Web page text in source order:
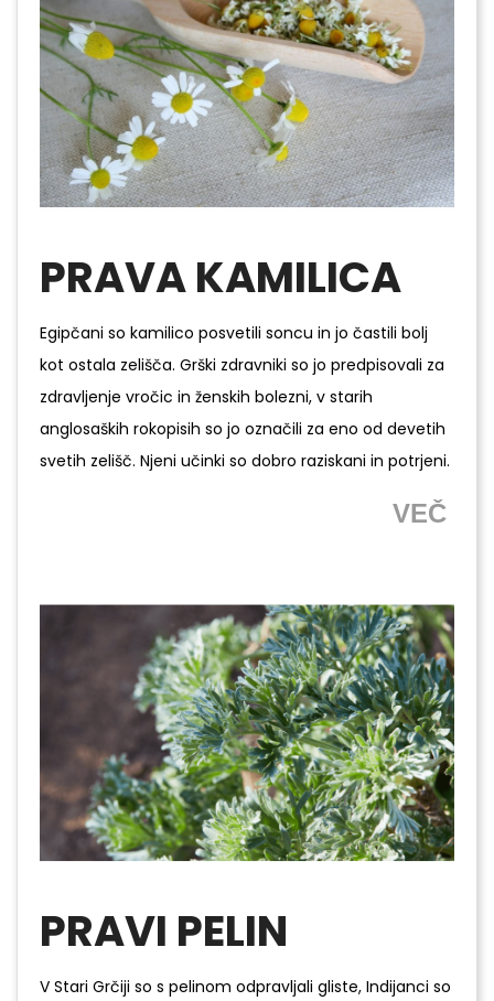
PRAVA KAMILICA
Egipčani so kamilico posvetili soncu in jo častili bolj
kot ostala zelišča. Grški zdravniki so jo predpisovali za
zdravljenje vročic in ženskih bolezni, v starih
anglosaških rokopisih so jo označili za eno od devetih
svetih zelišč. Njeni učinki so dobro raziskani in potrjeni.
VEČ
PRAVI PELIN
V Stari Grčiji so s pelinom odpravljali gliste, Indijanci so